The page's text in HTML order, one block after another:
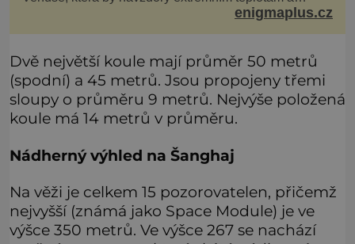
smrtícímu složení atmosféry teoreticky mohla ukrývat
enigmaplus.cz
Dvě největší koule mají průměr 50 metrů
(spodní) a 45 metrů. Jsou propojeny třemi
sloupy o průměru 9 metrů. Nejvýše položená
koule má 14 metrů v průměru.
Nádherný výhled na Šanghaj
Na věži je celkem 15 pozorovatelen, přičemž
nejvyšší (známá jako Space Module) je ve
výšce 350 metrů. Ve výšce 267 se nachází